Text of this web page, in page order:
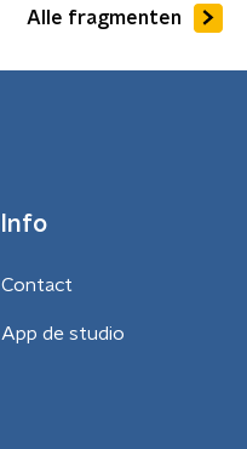
Alle fragmenten
Info
Contact
App de studio